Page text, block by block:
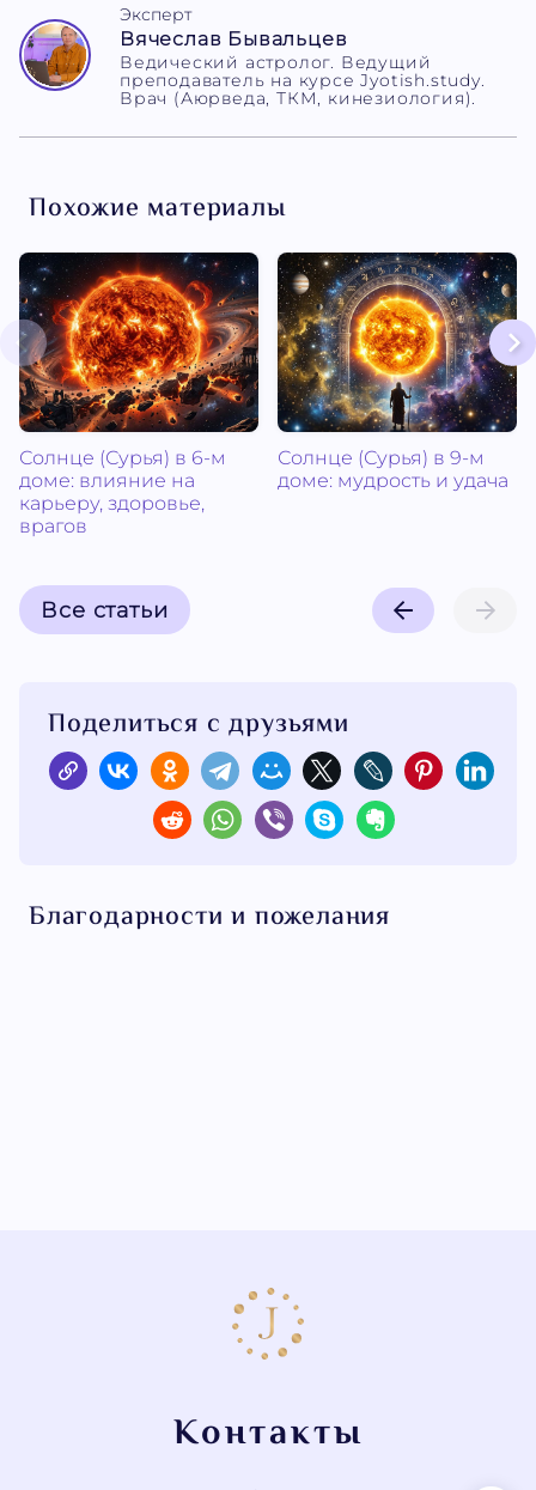
Эксперт
Вячеслав Бывальцев
Ведический астролог. Ведущий
преподаватель на курсе Jyotish.study.
Врач (Аюрведа, ТКМ, кинезиология).
Похожие материалы
Солнце (Сурья) в 6-м
доме: влияние на
карьеру, здоровье,
врагов
Солнце (Сурья) в 9-м
доме: мудрость и удача
Все статьи
Поделиться с друзьями
Благодарности и пожелания
Контакты